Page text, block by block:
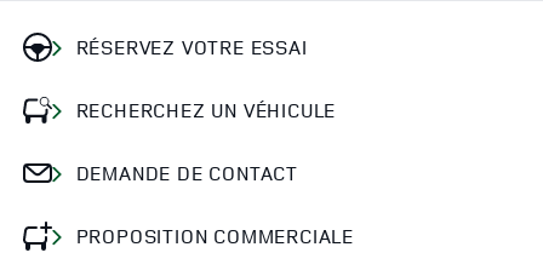
RÉSERVEZ VOTRE ESSAI
RECHERCHEZ UN VÉHICULE
DEMANDE DE CONTACT
PROPOSITION COMMERCIALE